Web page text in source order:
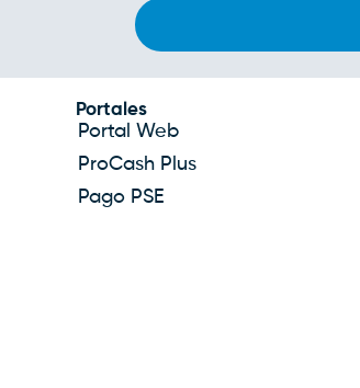
Portales
Portal Web
ProCash Plus
Pago PSE